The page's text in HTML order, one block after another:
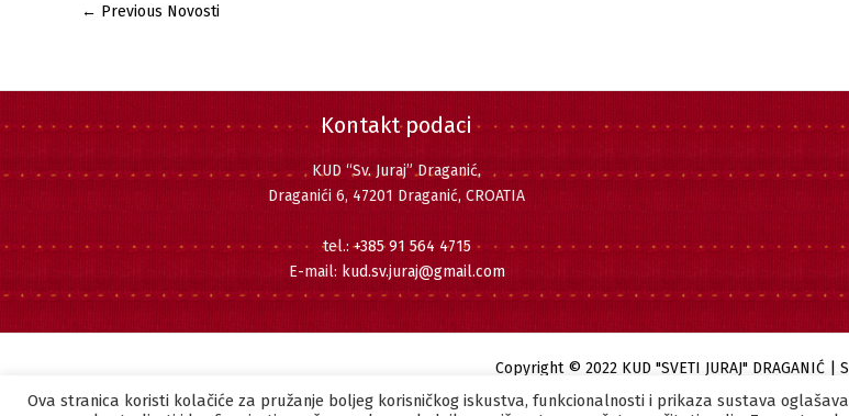
← Previous Novosti
Kontakt podaci
KUD “Sv. Juraj” Draganić,
Draganići 6, 47201 Draganić, CROATIA
tel.:+385 91 564 4715
E-mail: kud.sv.juraj@gmail.com
Copyright © 2022 KUD "SVETI JURAJ" DRAGANIĆ |
Ova stranica koristi kolačiće za pružanje boljeg korisničkog iskustva, funkcionalnosti i prikaza sustava